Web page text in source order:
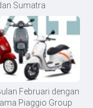
Sumatra
Februari dengan
Piaggio Group